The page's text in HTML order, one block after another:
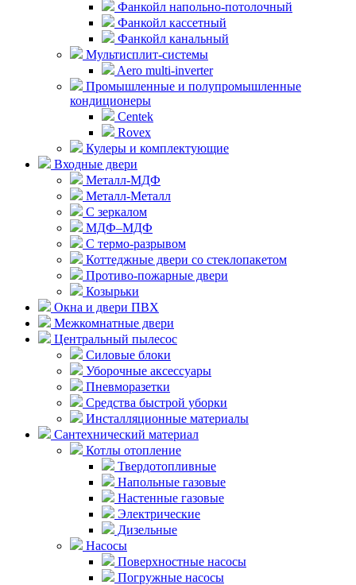
Фанкойл напольно-потолочный
Фанкойл кассетный
Фанкойл канальный
Мультисплит-системы
Aero multi-inverter
Промышленные и полупромышленные
кондиционеры
Centek
Rovex
Кулеры и комплектующие
Входные двери
Металл-МДФ
Металл-Металл
С зеркалом
МДФ–МДФ
С термо-разрывом
Коттеджные двери со стеклопакетом
Противо-пожарные двери
Козырьки
Окна и двери ПВХ
Межкомнатные двери
Центральный пылесос
Силовые блоки
Уборочные аксессуары
Пневморазетки
Средства быстрой уборки
Инсталляционные материалы
Сантехнический материал
Котлы отопление
Твердотопливные
Напольные газовые
Настенные газовые
Электрические
Дизельные
Насосы
Поверхностные насосы
Погружные насосы